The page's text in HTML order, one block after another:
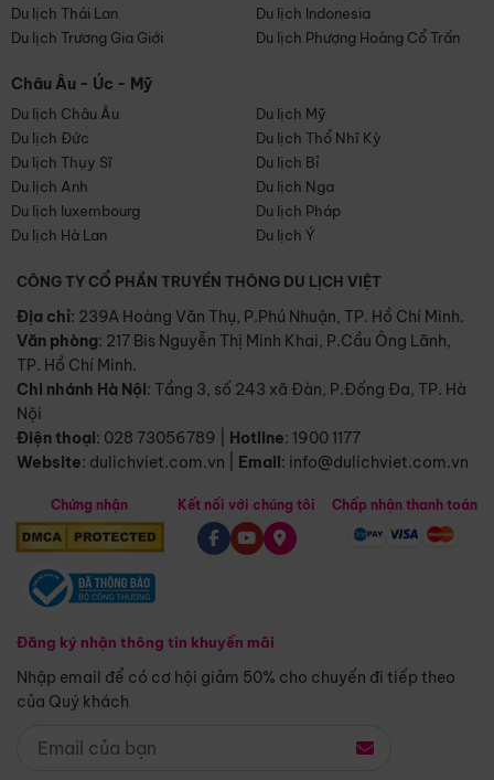
Du lịch Thái Lan
Du lịch Indonesia
Du lịch Trương Gia Giới
Du lịch Phượng Hoàng Cổ Trấn
Châu Âu - Úc - Mỹ
Du lịch Châu Âu
Du lịch Mỹ
Du lịch Đức
Du lịch Thổ Nhĩ Kỳ
Du lịch Thụy Sĩ
Du lịch Bỉ
Du lịch Anh
Du lịch Nga
Du lịch luxembourg
Du lịch Pháp
Du lịch Hà Lan
Du lịch Ý
CÔNG TY CỔ PHẦN TRUYỀN THÔNG DU LỊCH VIỆT
Địa chỉ: 239A Hoàng Văn Thụ, P.Phú Nhuận, TP. Hồ Chí Minh.
Văn phòng: 217 Bis Nguyễn Thị Minh Khai, P.Cầu Ông Lãnh,
TP. Hồ Chí Minh.
Chi nhánh Hà Nội: Tầng 3, số 243 xã Đàn, P.Đống Đa, TP. Hà
Nội
Điện thoại: 028 73056789 Hotline: 1900 1177
Website: dulichviet.com.vn Email: info@dulichviet.com.vn
Chứng nhận
Đăng ký nhận thông tin khuyến mãi
Nhập email để có cơ hội giảm 50% cho chuyến đi tiếp theo
của Quý khách
Kết nối với chúng tôi Chấp nhận thanh toán